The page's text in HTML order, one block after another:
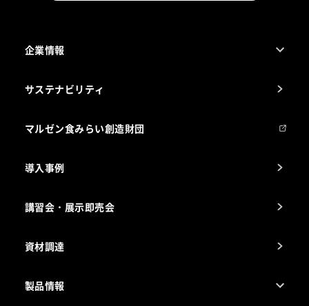
企業情報
会社組織
製品の開発
事業所一覧
サステナビリティ
マルゼン食みらい創造財団
導入事例
講習会・展示即売会
資材調達
製品情報